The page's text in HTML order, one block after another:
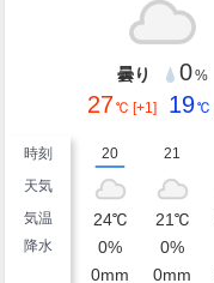
曇り 0%
27℃ [+1] 19℃
時刻 20 21
天気
気温
24℃ 21℃
降水 0% 0%
0mm 0mm